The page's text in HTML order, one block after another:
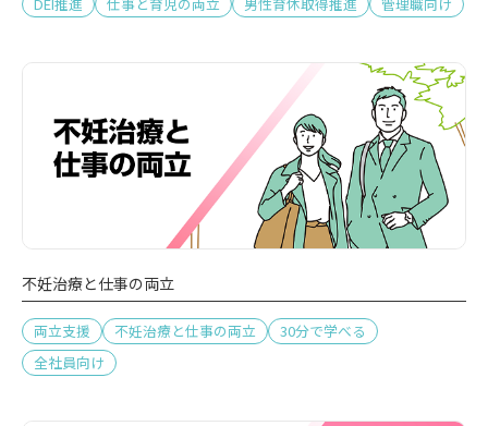
不妊治療と仕事の両立
両立支援 不妊治療と仕事の両立
30分で学べる
全社員向け